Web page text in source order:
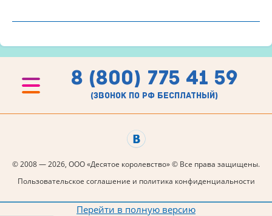
8 (800) 775 41 59
(звонок по рф бесплатный)
© 2008 — 2026, ООО «Десятое королевство» © Все права защищены.
Пользовательское соглашение и политика конфиденциальности
Перейти в полную версию